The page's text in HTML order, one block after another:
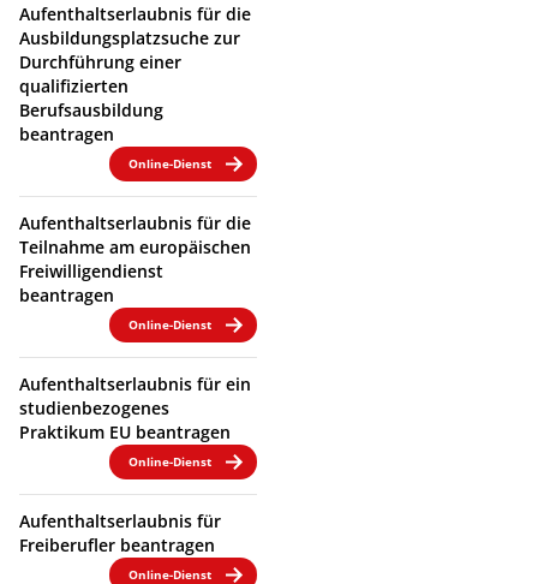
Aufenthaltserlaubnis für die
Ausbildungsplatzsuche zur
Durchführung einer
qualifizierten
Berufsausbildung
beantragen
Online-Dienst
Aufenthaltserlaubnis für die
Teilnahme am europäischen
Freiwilligendienst
beantragen
Online-Dienst
Aufenthaltserlaubnis für ein
studienbezogenes
Praktikum EU beantragen
Online-Dienst
Aufenthaltserlaubnis für
Freiberufler beantragen
Online-Dienst